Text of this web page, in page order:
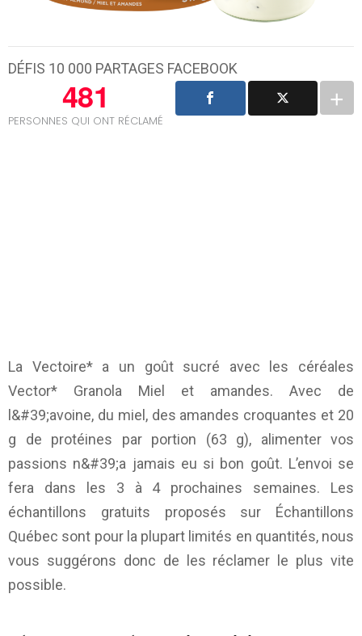
DÉFIS 10 000 PARTAGES FACEBOOK
481
PERSONNES QUI ONT RÉCLAMÉ
La Vectoire* a un goût sucré avec les céréales
Vector* Granola Miel et amandes. Avec de
l&#39;avoine, du miel, des amandes croquantes et 20
g de protéines par portion (63 g), alimenter vos
passions n&#39;a jamais eu si bon goût. L’envoi se
fera dans les 3 à 4 prochaines semaines. Les
échantillons gratuits proposés sur Échantillons
Québec sont pour la plupart limités en quantités, nous
vous suggérons donc de les réclamer le plus vite
possible.